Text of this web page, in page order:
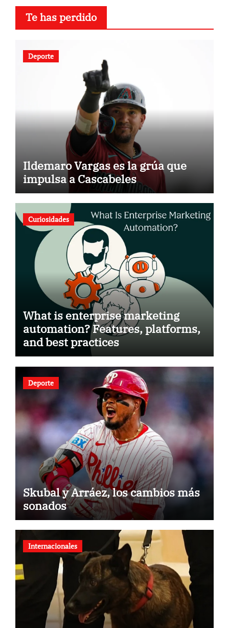
Te has perdido
Deporte
Ildemaro Vargas es la grúa que
impulsa a Cascabeles
Curiosidades
What is enterprise marketing
automation? Features, platforms,
and best practices
Deporte
Skubal y Arráez, los cambios más
sonados
Internacionales